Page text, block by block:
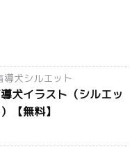
犬イラスト（シルエッ
【無料】